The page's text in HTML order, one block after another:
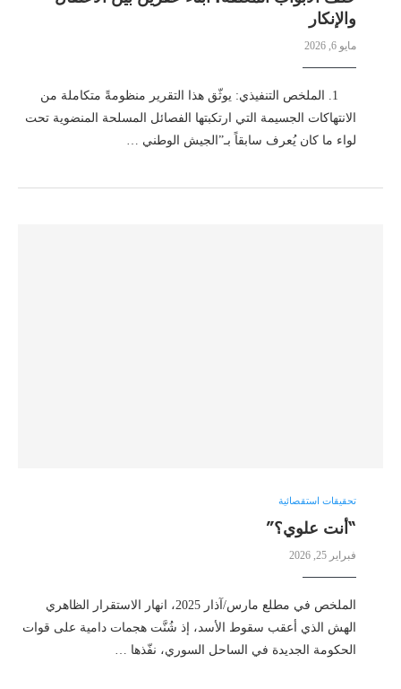
والإنكار
مايو 6, 2026
1. الملخص التنفيذي: يوثّق هذا التقرير منظومةً متكاملة من
الانتهاكات الجسيمة التي ارتكبتها الفصائل المسلحة المنضوية تحت
لواء ما كان يُعرف سابقاً بـ”الجيش الوطني …
تحقيقات استقصائية
“أنت علوي؟”
فبراير 25, 2026
الملخص في مطلع مارس/آذار 2025، انهار الاستقرار الظاهري
الهش الذي أعقب سقوط الأسد، إذ شُنَّت هجمات دامية على قوات
الحكومة الجديدة في الساحل السوري، نفّذها …